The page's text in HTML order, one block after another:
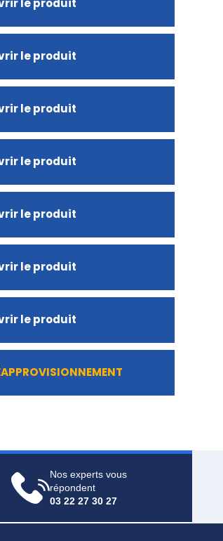
le produit
le produit
le produit
le produit
le produit
le produit
le produit
Nos experts vous
répondent
03 22 27 30 27